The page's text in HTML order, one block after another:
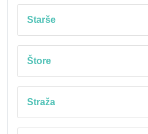
Starše
Štore
Straža